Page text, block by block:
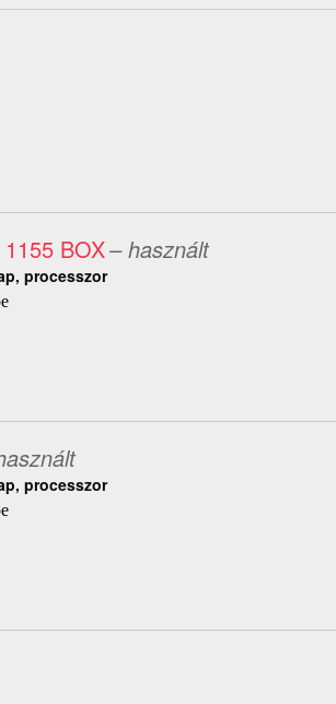
BOX– használt
processzor
processzor